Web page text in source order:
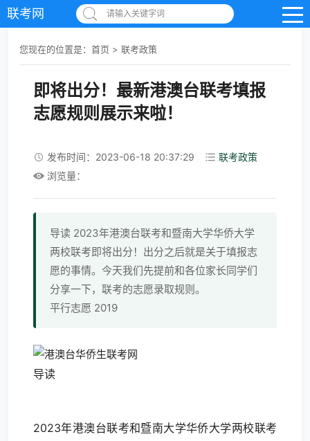
联考网 请输入关键字词
您现在的位置是： 首页 > 联考政策
即将出分！最新港澳台联考填报
志愿规则展示来啦！
发布时间：2023-06-18 20:37:29
联考政策
浏览量：
导读 2023年港澳台联考和暨南大学华侨大学
两校联考即将出分！出分之后就是关于填报志
愿的事情。今天我们先提前和各位家长同学们
分享一下，联考的志愿录取规则。
平行志愿 2019
导读
2023年港澳台联考和暨南大学华侨大学两校联考